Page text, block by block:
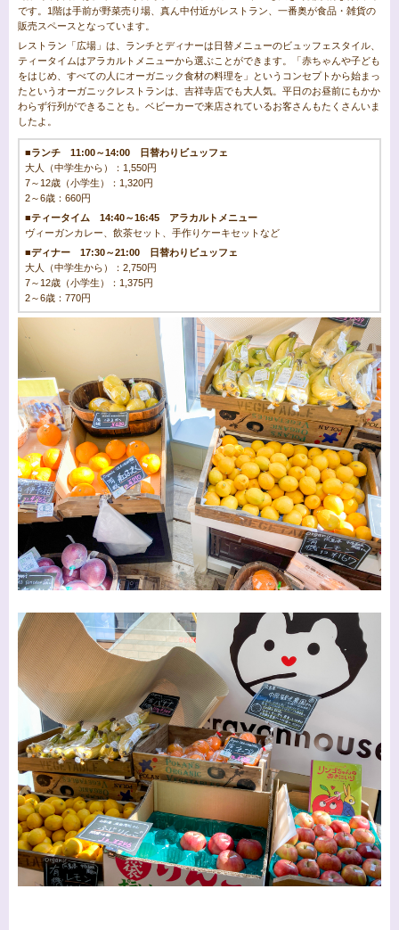
です。1階は手前が野菜売り場、真ん中付近がレストラン、一番奥が食品・雑貨の
販売スペースとなっています。
レストラン「広場」は、ランチとディナーは日替メニューのビュッフェスタイル、
ティータイムはアラカルトメニューから選ぶことができます。「赤ちゃんや子ども
をはじめ、すべての人にオーガニック食材の料理を」というコンセプトから始まっ
たというオーガニックレストランは、吉祥寺店でも大人気。平日のお昼前にもかか
わらず行列ができることも。ベビーカーで来店されているお客さんもたくさんいま
したよ。
■ランチ 11:00～14:00 日替わりビュッフェ
大人（中学生から）：1,550円
7～12歳（小学生）：1,320円
2～6歳：660円
■ティータイム 14:40～16:45 アラカルトメニュー
ヴィーガンカレー、飲茶セット、手作りケーキセットなど
■ディナー 17:30～21:00 日替わりビュッフェ
大人（中学生から）：2,750円
7～12歳（小学生）：1,375円
2～6歳：770円